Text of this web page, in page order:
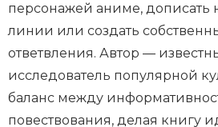
персонажей аниме, дописать
линии или создать
ответвления. Автор —
исследователь популярной
баланс между
повествования, делая книгу